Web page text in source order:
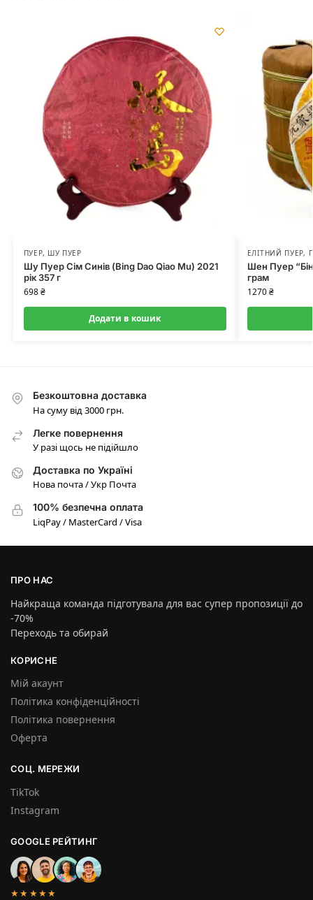
ПУЕР, ШУ ПУЕР
Шу Пуер Сім Синів (Bing Dao Qiao Mu) 2021
рік 357 г
698₴
Додати в кошик
ЕЛІТНИЙ ПУЕР,
Шен Пуер
грам
1270₴
Безкоштовна доставка
На суму від 3000 грн.
Легке повернення
У разі щось не підійшло
Доставка по Україні
Нова почта / Укр Почта
100% безпечна оплата
LiqPay / MasterCard / Visa
ПРО НАС
Найкраща команда підготувала для вас супер пропозиції до
-70%
Переходь та обирай
КОРИСНЕ
Мій акаунт
Політика конфіденційності
Політика повернення
Оферта
СОЦ. МЕРЕЖИ
TikTok
Instagram
GOOGLE РЕЙТИНГ
★★★★★